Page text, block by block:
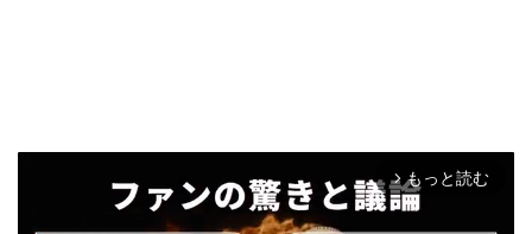
arrow_forward_ios もっと読む